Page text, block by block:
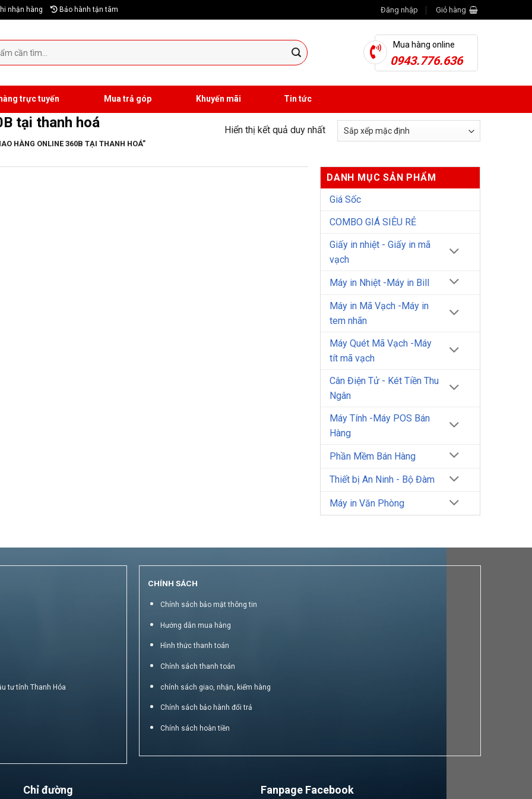
nhận hàng Bảo hành tận tâm Đăng nhập Giỏ hàng
Mua hàng online
0943.776.636
trực tuyến Mua trả góp Khuyến mãi Tin tức
tại thanh hoá
HÀNG ONLINE 360B TẠI THANH HOÁ”
Hiển thị kết quả duy nhất
DANH MỤC SẢN PHẨM
Giá Sốc
COMBO GIÁ SIÊU RẺ
Giấy in nhiệt - Giấy in mã
vạch
Máy in Nhiệt -Máy in Bill
Máy in Mã Vạch -Máy in
tem nhãn
Máy Quét Mã Vạch -Máy
tít mã vạch
Cân Điện Tử - Két Tiền Thu
Ngân
Máy Tính -Máy POS Bán
Hàng
Phần Mềm Bán Hàng
Thiết bị An Ninh - Bộ Đàm
Máy in Văn Phòng
tư tỉnh Thanh Hóa
CHÍNH SÁCH
Chính sách bảo mật thông tin
Hướng dẫn mua hàng
Hình thức thanh toán
Chính sách thanh toán
chính sách giao, nhận, kiểm hàng
Chính sách bảo hành đổi trả
Chính sách hoàn tiền
Chỉ đường Fanpage Facebook